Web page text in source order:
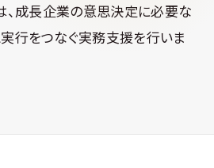
成長企業の意思決定に必要な
行をつなぐ実務支援を行いま